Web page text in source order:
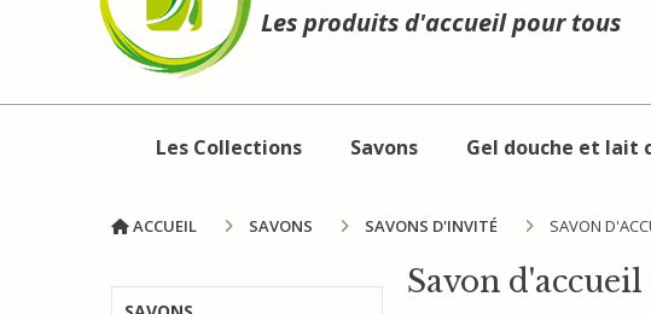
Les produits d'accueil pour tous
Les Collections Savons Gel douche et lait
ACCUEIL SAVONS SAVONS D'INVITÉ SAVON
Savon